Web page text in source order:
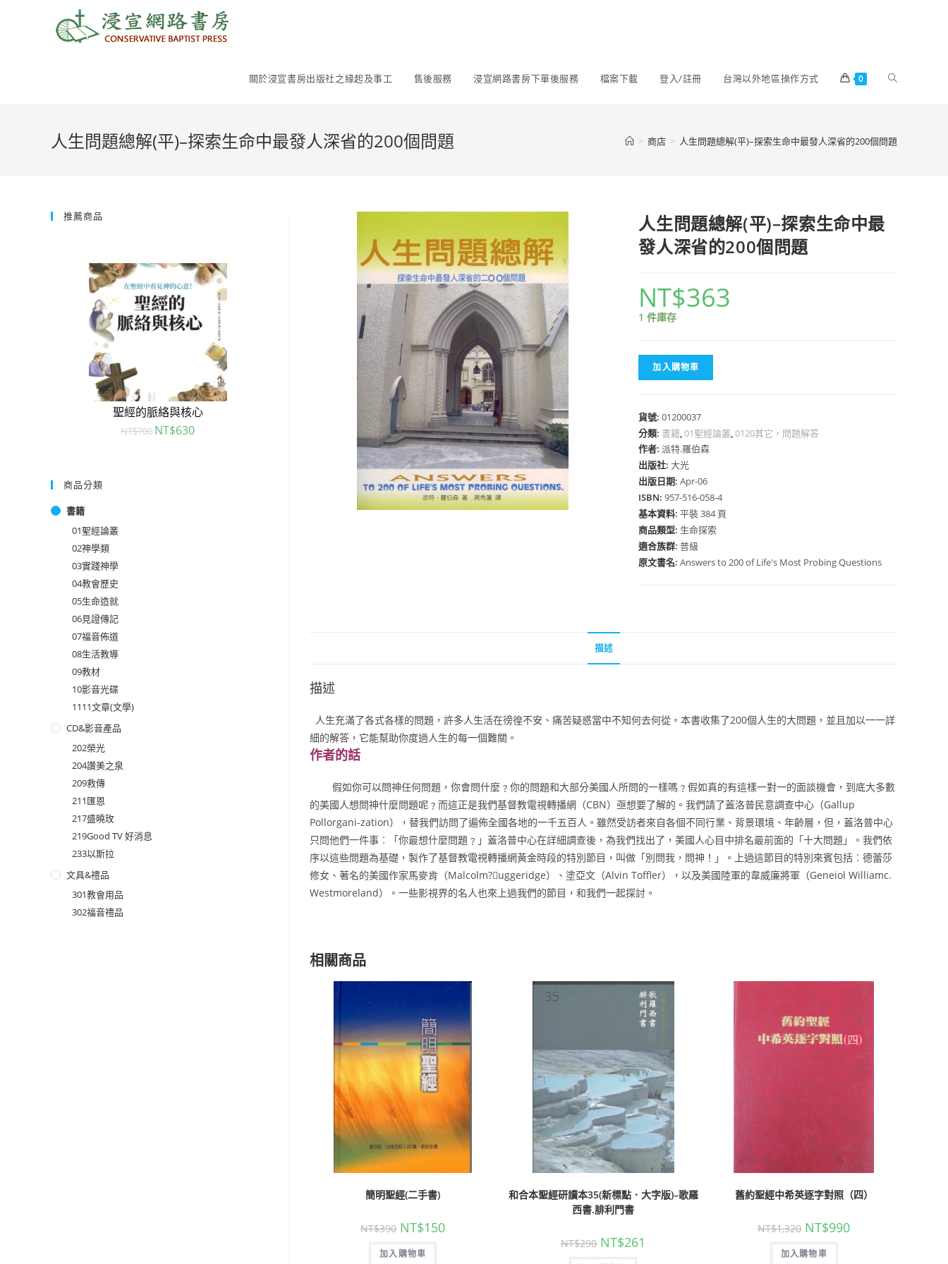
關於浸宣書房出版社之緣起及事工 售後服務 浸宣網路書房下單後服務 檔案下載 登入/註冊 台灣以外地區操作方式 0
人生問題總解(平)–探索生命中最發人深省的200個問題 > 商店 > 人生問題總解(平)–探索生命中最發人深省的200個問題
人生問題總解(平)–探索生命中最
發人深省的200個問題
NT$363
1 件庫存
加入購物車
貨號:01200037
分類: 書籍,01聖經論叢,0120其它，問題解答
作者:派特.羅伯森
出版社:大光
出版日期:Apr-06
ISBN:957-516-058-4
基本資料:平裝 384 頁
商品類型: 生命探索
適合族群:普級
原文書名:Answers to 200 of Life's Most Probing Questions
描述
描述
人生充滿了各式各樣的問題，許多人生活在徬徨不安、痛苦疑惑當中不知何去何從。本書收集了200個人生的大問題，並且加以一一詳
細的解答，它能幫助你度過人生的每一個難關。
作者的話
假如你可以問神任何問題，你會問什麼﹖你的問題和大部分美國人所問的一樣嗎﹖假如真的有這樣一對一的面談機會，到底大多數
的美國人想問神什麼問題呢﹖而這正是我們基督教電視轉播網（CBN）亟想要了解的。我們請了蓋洛普民意調查中心（Gallup
Pollorgani-zation），替我們訪問了遍佈全國各地的一千五百人。雖然受訪者來自各個不同行業、背景環境、年齡層，但，蓋洛普中心
只問他們一件事︰「你最想什麼問題﹖」蓋洛普中心在詳細調查後，為我們找出了，美國人心目中排名最前面的「十大問題」。我們依
序以這些問題為基礎，製作了基督教電視轉播網黃金時段的特別節目，叫做「別問我，問神！」。上過這節目的特別來賓包括︰德蕾莎
修女、著名的美國作家馬麥肯（Malcolm?uggeridge）、塗亞文（Alvin Toffler），以及美國陸軍的韋威廉將軍（Geneiol Williamc.
Westmoreland）。一些影視界的名人也來上過我們的節目，和我們一起探討。
相關商品
簡明聖經(二手書)
NT$390 NT$150
加入購物車
和合本聖經研讀本35(新標點．大字版)–歌羅
西書.腓利門書
NT$290 NT$261
舊約聖經中希英逐字對照（四）
NT$1,320 NT$990
加入購物車
推薦商品
聖經的脈絡與核心
NT$700 NT$630
聖經的脈絡與核心
700NT$630
聖經的脈絡與核心
NT$700
商品分類
書籍
01聖經論叢
02神學類
03實踐神學
04教會歷史
05生命造就
06見證傳記
07福音佈道
08生活教導
09教材
10影音光碟
1111文章(文學)
CD&影音產品
202榮光
204讚美之泉
209救傳
211匯恩
217盛曉玫
219Good TV 好消息
233以斯拉
文具&禮品
301教會用品
302福音禮品